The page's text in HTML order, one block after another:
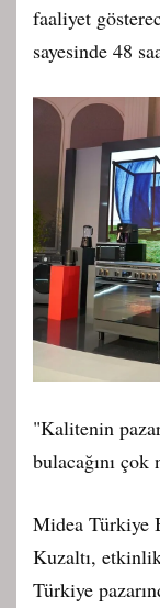
faaliyet
sayesinde 48
"Kalitenin
bulacağını
Midea Türkiye
Kuzaltı, etkinlik
Türkiye